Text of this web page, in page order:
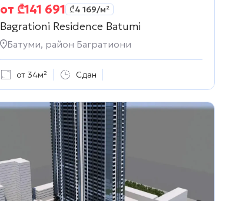
от ₾141 691 ₾4 169/м²
Bagrationi Residence Batumi
Батуми, район Багратиони
от 34м² Сдан